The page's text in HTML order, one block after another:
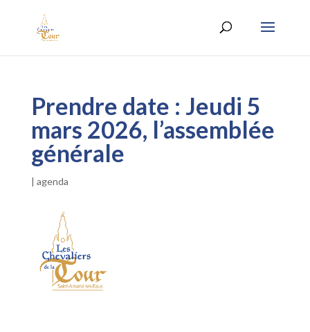
Prendre date : Jeudi 5
mars 2026, l’assemblée
générale
| agenda